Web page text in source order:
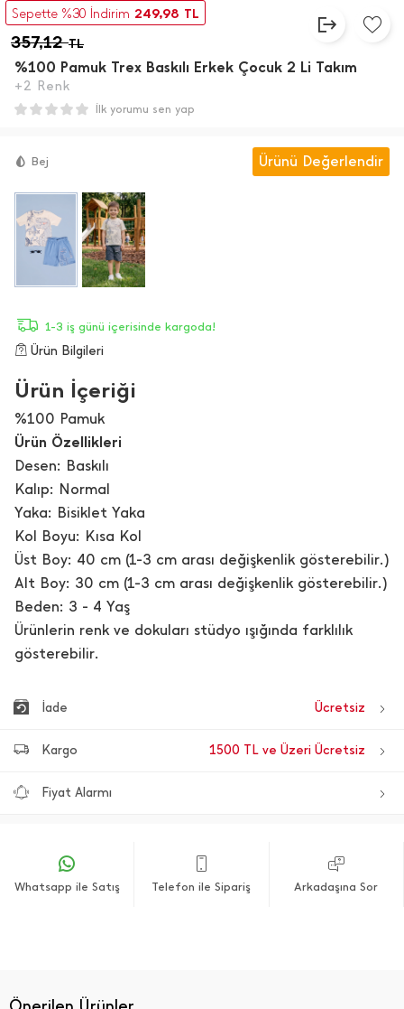
Sepette %30 İndirim 249,98 TL
357,12TL
%100 Pamuk Trex Baskılı Erkek Çocuk 2 Li Takım
+2 Renk
İlk yorumu sen yap
Bej Ürünü Değerlendir
1-3 iş günü içerisinde kargoda!
Ürün Bilgileri
Ürün İçeriği
%100 Pamuk
Ürün Özellikleri
Desen: Baskılı
Kalıp: Normal
Yaka: Bisiklet Yaka
Kol Boyu: Kısa Kol
Üst Boy: 40 cm (1-3 cm arası değişkenlik gösterebilir.)
Alt Boy: 30 cm (1-3 cm arası değişkenlik gösterebilir.)
Beden: 3 - 4 Yaş
Ürünlerin renk ve dokuları stüdyo ışığında farklılık
gösterebilir.
İade Ücretsiz
Kargo 1500 TL ve Üzeri Ücretsiz
Fiyat Alarmı
Whatsapp ile Satış Telefon ile Sipariş Arkadaşına Sor